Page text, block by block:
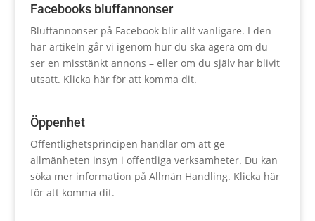
Facebooks bluffannonser
Bluffannonser på Facebook blir allt vanligare. I den
här artikeln går vi igenom hur du ska agera om du
ser en misstänkt annons – eller om du själv har blivit
utsatt. Klicka här för att komma dit.
Öppenhet
Offentlighetsprincipen handlar om att ge
allmänheten insyn i offentliga verksamheter. Du kan
söka mer information på Allmän Handling. Klicka här
för att komma dit.